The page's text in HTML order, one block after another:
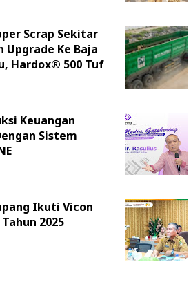
Scrap Sekitar
Upgrade Ke Baja
Hardox® 500 Tuf
Keuangan
Sistem
Ikuti Vicon
2025